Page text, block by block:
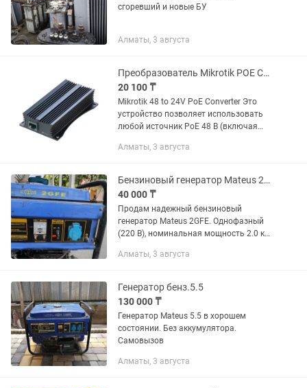
сгоревший и новые БУ
Алматы, 3 августа
Преобразователь Mikrotik POE Converter RBGPOE-CON-HP
20 100 ₸
Mikrotik 48 to 24V PoE Converter Это
устройство позволяет использовать
любой источник PoE 48 В (включая
802.3at) для питания устройств
Алматы, 3 августа
Бензиновый генератор Mateus 2GFE (2 кВт)/ Продам генератор Алматы
40 000 ₸
Продам надежный бензиновый
генератор Mateus 2GFE. Однофазный
(220 В), номинальная мощность 2.0 кВт
вариант для частного дома, дачи или
Алматы, 3 августа
Генератор бенз.5.5
130 000 ₸
Генератор Mateus 5.5 в хорошем
состоянии. Без аккумулятора.
Самовызов
Алматы, 3 августа